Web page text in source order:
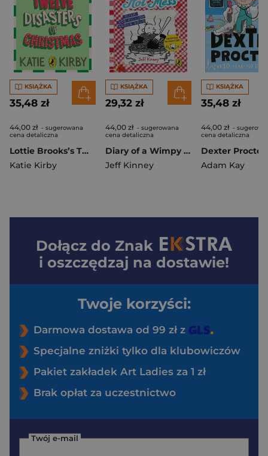
KSIĄŻKA
35,48 zł
44,00 zł - sugerowana
cena detaliczna
Lottie Brooks’s Twelve Disasters of Christmas
Katie Kirby
KSIĄŻKA
29,32 zł
44,00 zł - sugerowana
cena detaliczna
Diary of a Wimpy Kid. Hot Mess
Jeff Kinney
KSIĄŻKA
35,48 zł
44,00 zł -
cena detaliczna
Adam Kay
Dołącz do Znak
i oszczędzaj na dostawie!
Twoje korzyści:
Darmowa dostawa od 99 zł z
Specjalne zniżki tylko dla klubowiczów
Pakiet zakładek Art Ladies za 1 zł
Brak opłat za uczestnictwo
Twój e-mail